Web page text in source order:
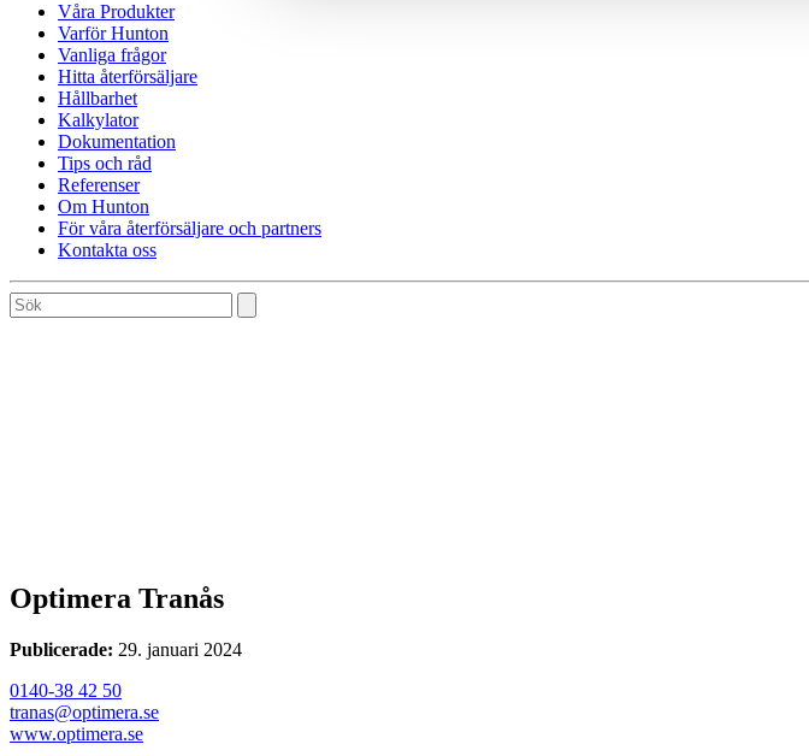
Våra Produkter
Varför Hunton
Vanliga frågor
Hitta återförsäljare
Hållbarhet
Kalkylator
Dokumentation
Tips och råd
Referenser
Om Hunton
För våra återförsäljare och partners
Kontakta oss
Optimera Tranås
Publicerade: 29. januari 2024
0140-38 42 50
tranas@optimera.se
www.optimera.se